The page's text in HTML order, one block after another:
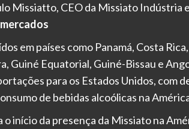
Missiatto, CEO da Missiato Indústria
em países como Panamá, Costa
Guiné Equatorial, Guiné-Bissau e
para os Estados Unidos, com
de bebidas alcoólicas na
o início da presença da Missiato na